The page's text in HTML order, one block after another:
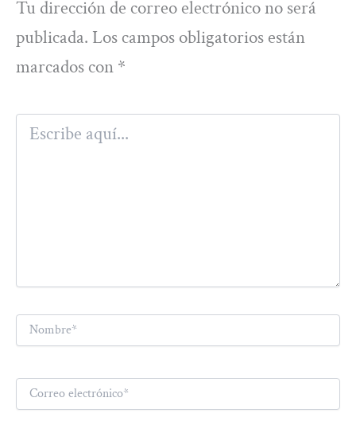
Tu dirección de correo electrónico no será
publicada. Los campos obligatorios están
marcados con *
Escribe
aquí...
Nombre*
Correo
electrónico*